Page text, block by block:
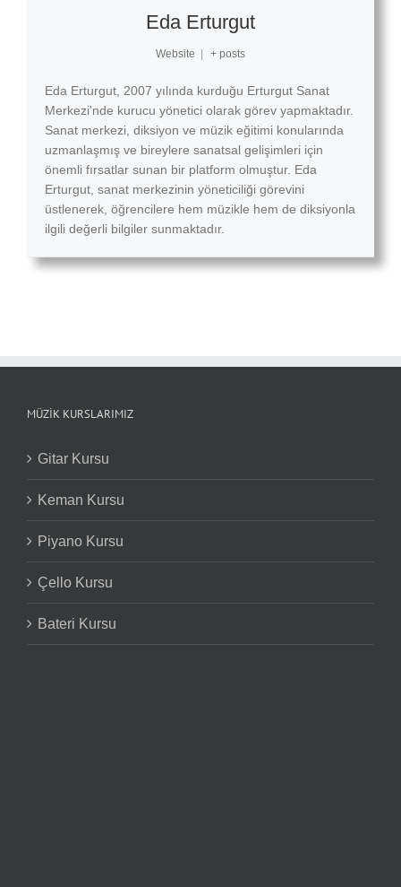
Eda Erturgut
Website | + posts
Eda Erturgut, 2007 yılında kurduğu Erturgut Sanat
Merkezi'nde kurucu yönetici olarak görev yapmaktadır.
Sanat merkezi, diksiyon ve müzik eğitimi konularında
uzmanlaşmış ve bireylere sanatsal gelişimleri için
önemli fırsatlar sunan bir platform olmuştur. Eda
Erturgut, sanat merkezinin yöneticiliği görevini
üstlenerek, öğrencilere hem müzikle hem de diksiyonla
ilgili değerli bilgiler sunmaktadır.
MÜZIK KURSLARIMIZ
Gitar Kursu
Keman Kursu
Piyano Kursu
Çello Kursu
Bateri Kursu